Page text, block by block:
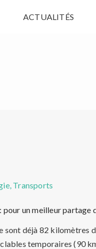
ACTUALITÉS
, Transports
un meilleur partage
sont déjà 82 kilomètres
temporaires (90